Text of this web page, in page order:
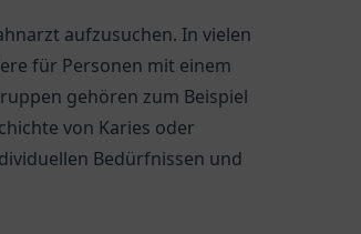
aufzusuchen. In vielen
für Personen mit einem
gehören zum Beispiel
von Karies oder
Bedürfnissen und